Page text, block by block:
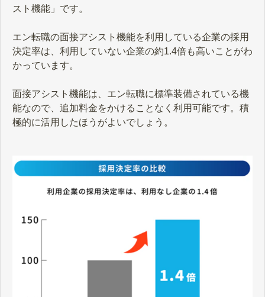
スト機能」です。
エン転職の面接アシスト機能を利用している企業の採用
決定率は、利用していない企業の約1.4倍も高いことがわ
かっています。
面接アシスト機能は、エン転職に標準装備されている機
能なので、追加料金をかけることなく利用可能です。積
極的に活用したほうがよいでしょう。